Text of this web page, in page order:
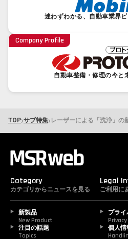
迷わずわかる、自動車業界
Company Profile
自動車整備・修理の今と
TOP›サブ特集›
Category
カテゴリからニュースを見る
新製品
New Product
注目の話題
Topics
Legal
ご利用に
プラ
個人情